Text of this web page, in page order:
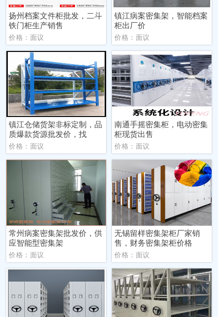
扬州档案文件柜批发，二斗
铁门柜生产销售
价格：面议
镇江病案密集架，智能档案
柜出厂价
价格：面议
镇江仓储货架非标定制，品
质爆款货源批发价，找
价格：面议
南通手摇密集柜，电动密集
柜现货出售
价格：面议
常州病案密集架批发价，供
应智能型密集架
价格：面议
无锡留样密集架柜厂家销
售，财务密集架柜价格
价格：面议